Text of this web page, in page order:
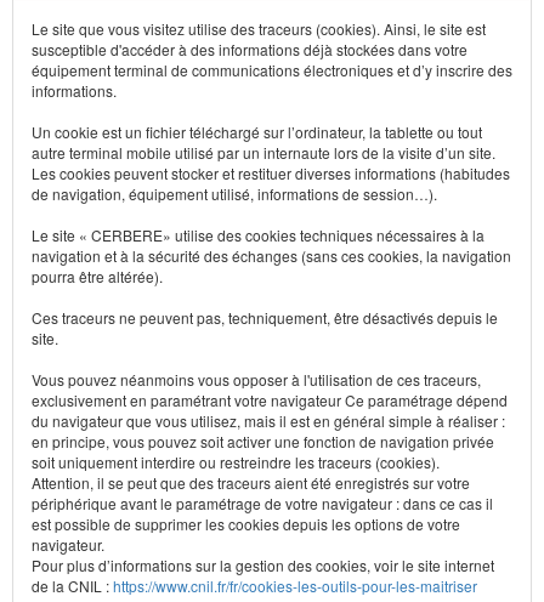
Le site que vous visitez utilise des traceurs (cookies). Ainsi, le site est
susceptible d'accéder à des informations déjà stockées dans votre
équipement terminal de communications électroniques et d’y inscrire des
informations.
Un cookie est un fichier téléchargé sur l’ordinateur, la tablette ou tout
autre terminal mobile utilisé par un internaute lors de la visite d’un site.
Les cookies peuvent stocker et restituer diverses informations (habitudes
de navigation, équipement utilisé, informations de session…).
Le site « CERBERE» utilise des cookies techniques nécessaires à la
navigation et à la sécurité des échanges (sans ces cookies, la navigation
pourra être altérée).
Ces traceurs ne peuvent pas, techniquement, être désactivés depuis le
site.
Vous pouvez néanmoins vous opposer à l'utilisation de ces traceurs,
exclusivement en paramétrant votre navigateur Ce paramétrage dépend
du navigateur que vous utilisez, mais il est en général simple à réaliser :
en principe, vous pouvez soit activer une fonction de navigation privée
soit uniquement interdire ou restreindre les traceurs (cookies).
Attention, il se peut que des traceurs aient été enregistrés sur votre
périphérique avant le paramétrage de votre navigateur : dans ce cas il
est possible de supprimer les cookies depuis les options de votre
navigateur.
Pour plus d’informations sur la gestion des cookies, voir le site internet
de la CNIL :https://www.cnil.fr/fr/cookies-les-outils-pour-les-maitriser